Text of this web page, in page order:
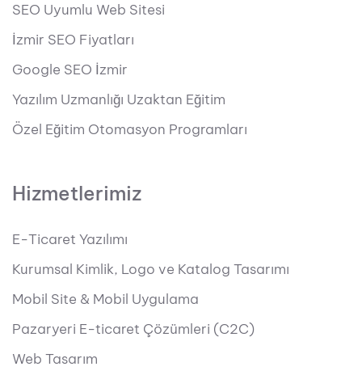
SEO Uyumlu Web Sitesi
İzmir SEO Fiyatları
Google SEO İzmir
Yazılım Uzmanlığı Uzaktan Eğitim
Özel Eğitim Otomasyon Programları
Hizmetlerimiz
E-Ticaret Yazılımı
Kurumsal Kimlik, Logo ve Katalog Tasarımı
Mobil Site & Mobil Uygulama
Pazaryeri E-ticaret Çözümleri (C2C)
Web Tasarım